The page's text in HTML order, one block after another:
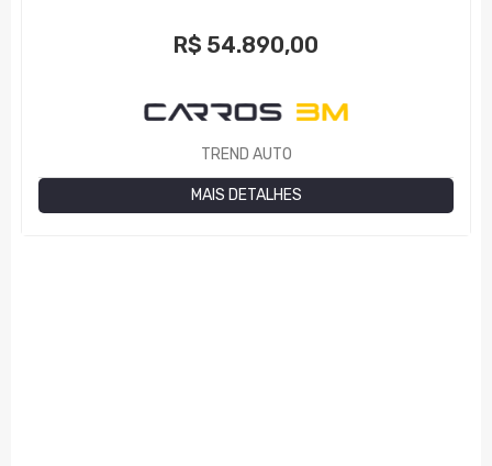
R$ 54.890,00
TREND AUTO
MAIS DETALHES